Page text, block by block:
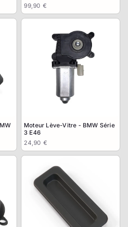
99,90 €
Moteur Lève-Vitre - BMW Série
3 E46
24,90 €